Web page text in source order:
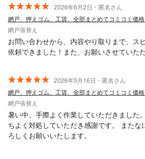
2026年6月2日・匿名さん
網戸、押えゴム、工賃、全部まとめてコミコミ価格
網戸張替え
お問い合わせから、内容やり取りまで、ス
依頼できました！また、お願いさせていた
2026年5月16日・匿名さん
網戸、押えゴム、工賃、全部まとめてコミコミ価格
網戸張替え
暑い中、手際よく作業していただきました
ちよく対処していただき感謝です。 またな
ろしくお願いいたします。